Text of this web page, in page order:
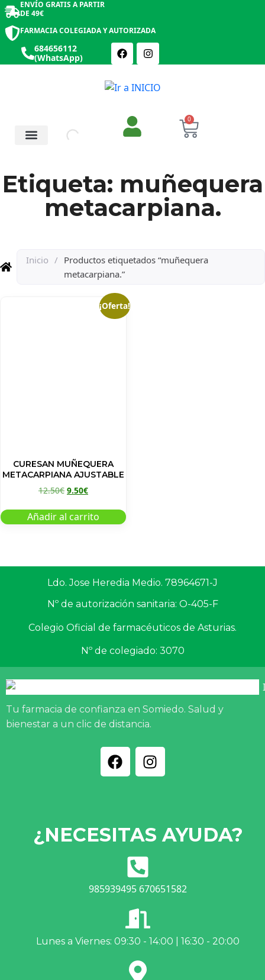
ENVÍO GRATIS A PARTIR
DE 49€
FARMACIA COLEGIADA Y AUTORIZADA
684656112
(WhatsApp)
0
Etiqueta: muñequera
metacarpiana.
Inicio / Productos etiquetados “muñequera
metacarpiana.”
¡Oferta!
CURESAN MUÑEQUERA
METACARPIANA AJUSTABLE
12.50€ 9.50€
Añadir al carrito
Ldo. Jose Heredia Medio. 78964671-J
Nº de autorización sanitaria: O-405-F
Colegio Oficial de farmacéuticos de Asturias.
Nº de colegiado: 3070
Tu farmacia de confianza en Somiedo. Salud y
bienestar a un clic de distancia.
¿NECESITAS AYUDA?
985939495 670651582
Lunes a Viernes: 09:30 - 14:00 | 16:30 - 20:00